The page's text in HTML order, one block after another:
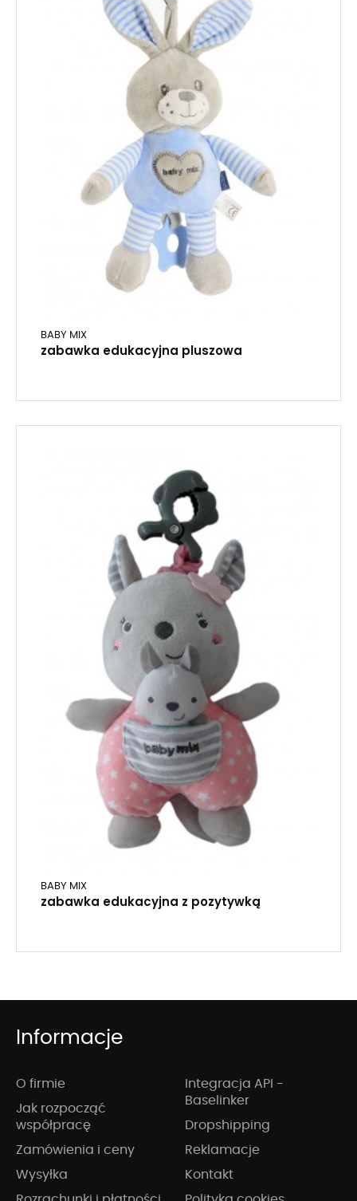
BABY MIX
zabawka edukacyjna pluszowa
BABY MIX
zabawka edukacyjna z pozytywką
Informacje
O firmie
Jak rozpocząć
współpracę
Zamówienia i ceny
Wysyłka
Integracja API -
Baselinker
Dropshipping
Reklamacje
Kontakt